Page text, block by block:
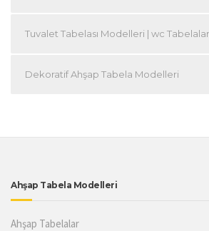
Tuvalet Tabelası Modelleri | wc
Dekoratif Ahşap Tabela Modelleri
Ahşap Tabela Modelleri
Ahşap Tabelalar